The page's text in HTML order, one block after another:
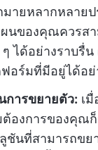
มายหลากหลายป
นของคุณควรส
ได้อย่างราบรื่
อร์มที่มีอยู่ได้อย่
การขยายตัว: เ
องการของคุณ
ชันที่สามารถขย